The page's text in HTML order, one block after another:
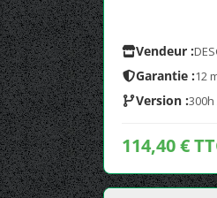
Vendeur :
Garantie :12
Version :300h
114,40 €